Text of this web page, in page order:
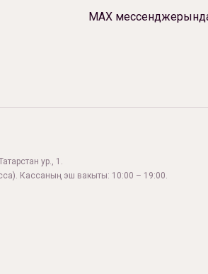
МАХ
ур., 1.
Кассаның эш вакыты: 10:00 – 19:00.